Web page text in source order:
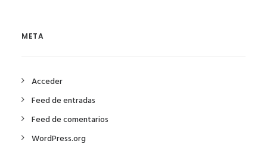
META
Acceder
Feed de entradas
Feed de comentarios
WordPress.org